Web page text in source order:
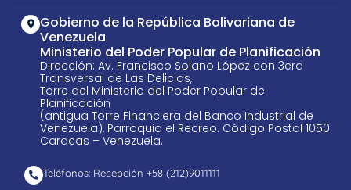
Gobierno de la República Bolivariana de
Venezuela
Ministerio del Poder Popular de Planificación
Dirección: Av. Francisco Solano López con 3era
Transversal de Las Delicias,
Torre del Ministerio del Poder Popular de
Planificación
(antigua Torre Financiera del Banco Industrial de
Venezuela), Parroquia el Recreo. Código Postal 1050
Caracas – Venezuela.
Teléfonos: Recepción +58 ​(212)9011111